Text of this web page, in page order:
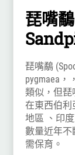
琵嘴
琵嘴鷸
pygmaea
類似，但
在東西伯利
地區 、印
數量近年不
需保育。